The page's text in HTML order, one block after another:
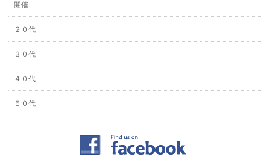
開催
２０代
３０代
４０代
５０代